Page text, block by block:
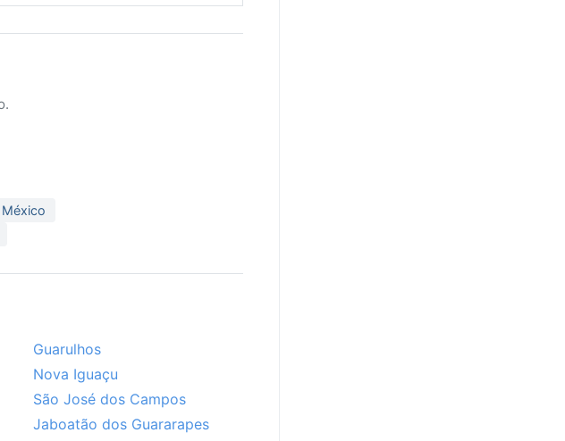
Guarulhos
Nova Iguaçu
São José dos Campos
Jaboatão dos Guararapes